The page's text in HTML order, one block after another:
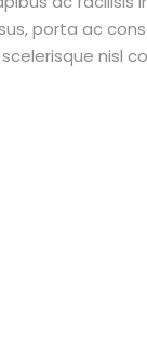
porta ac
nisl